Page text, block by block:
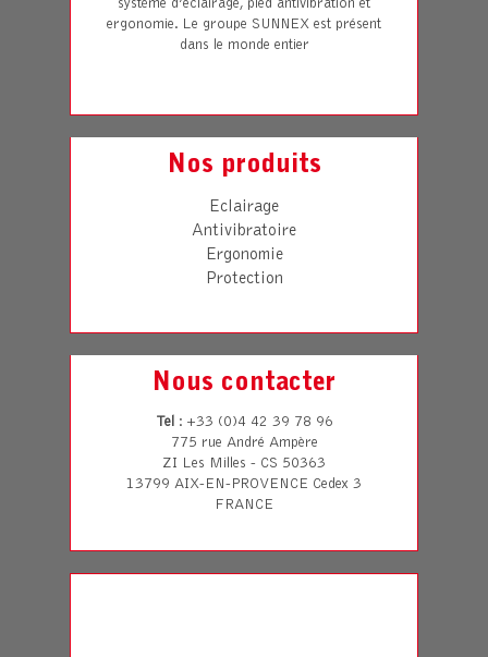
système d’éclairage, pied antivibration et
ergonomie. Le groupe SUNNEX est présent
dans le monde entier
Nos produits
Eclairage
Antivibratoire
Ergonomie
Protection
Nous contacter
Tel : +33 (0)4 42 39 78 96
775 rue André Ampère
ZI Les Milles - CS 50363
13799 AIX-EN-PROVENCE Cedex 3
FRANCE